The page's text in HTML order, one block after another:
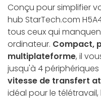
Conçu pour simplifier
hub StarTech.com
tous ceux qui
ordinateur. Compact,
multiplateforme, il
jusqu'à 4
vitesse de transfert
idéal pour le